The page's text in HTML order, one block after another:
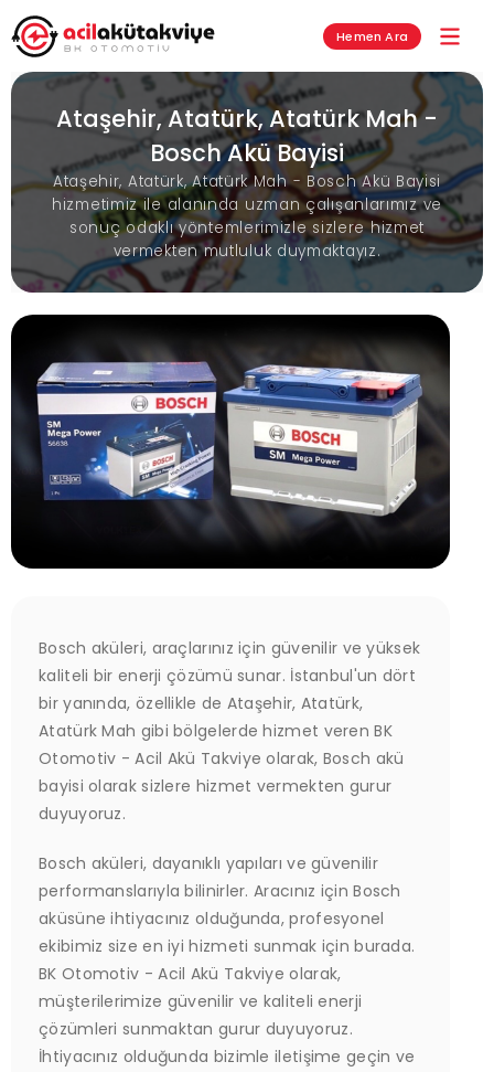
Hemen Ara
Ataşehir, Atatürk, Atatürk Mah -
Bosch Akü Bayisi
Ataşehir, Atatürk, Atatürk Mah - Bosch Akü Bayisi
hizmetimiz ile alanında uzman çalışanlarımız ve
sonuç odaklı yöntemlerimizle sizlere hizmet
vermekten mutluluk duymaktayız.
Bosch aküleri, araçlarınız için güvenilir ve yüksek
kaliteli bir enerji çözümü sunar. İstanbul'un dört
bir yanında, özellikle de Ataşehir, Atatürk,
Atatürk Mah gibi bölgelerde hizmet veren BK
Otomotiv - Acil Akü Takviye olarak, Bosch akü
bayisi olarak sizlere hizmet vermekten gurur
duyuyoruz.
Bosch aküleri, dayanıklı yapıları ve güvenilir
performanslarıyla bilinirler. Aracınız için Bosch
aküsüne ihtiyacınız olduğunda, profesyonel
ekibimiz size en iyi hizmeti sunmak için burada.
BK Otomotiv - Acil Akü Takviye olarak,
müşterilerimize güvenilir ve kaliteli enerji
çözümleri sunmaktan gurur duyuyoruz.
İhtiyacınız olduğunda bizimle iletişime geçin ve